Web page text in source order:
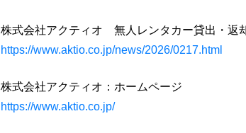
株式会社アクティオ 無人レンタカー貸出・返
https://www.aktio.co.jp/news/2026/0217.html
株式会社アクティオ：ホームページ
https://www.aktio.co.jp/